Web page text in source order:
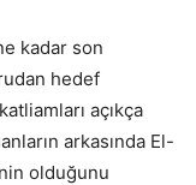
kadar son
hedef
açıkça
arkasında El-
olduğunu